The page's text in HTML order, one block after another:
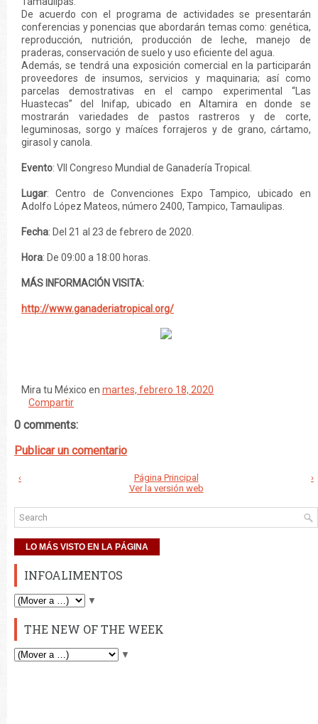
De acuerdo con el programa de actividades se presentarán
conferencias y ponencias que abordarán temas como: genética,
reproducción, nutrición, producción de leche, manejo de
praderas, conservación de suelo y uso eficiente del agua.
Además, se tendrá una exposición comercial en la participarán
proveedores de insumos, servicios y maquinaria; así como
parcelas demostrativas en el campo experimental “Las
Huastecas” del Inifap, ubicado en Altamira en donde se
mostrarán variedades de pastos rastreros y de corte,
leguminosas, sorgo y maíces forrajeros y de grano, cártamo,
girasol y canola.
Evento: VII Congreso Mundial de Ganadería Tropical.
Lugar: Centro de Convenciones Expo Tampico, ubicado en
Adolfo López Mateos, número 2400, Tampico, Tamaulipas.
Fecha: Del 21 al 23 de febrero de 2020.
Hora: De 09:00 a 18:00 horas.
MÁS INFORMACIÓN VISITA:
http://www.ganaderiatropical.org/
Mira tu México en martes, febrero 18, 2020
Compartir
0 comments:
Publicar un comentario
‹ ›
Página Principal
Ver la versión web
LO MÁS VISTO EN LA PÁGINA
INFOALIMENTOS
▼
THE NEW OF THE WEEK
▼